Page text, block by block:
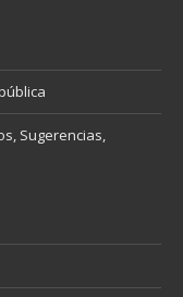
Sugerencias,